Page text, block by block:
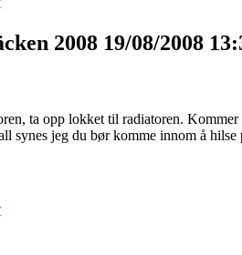
2008 19/08/2008
ta opp lokket til radiatoren.
synes jeg du bør komme innom å hilse